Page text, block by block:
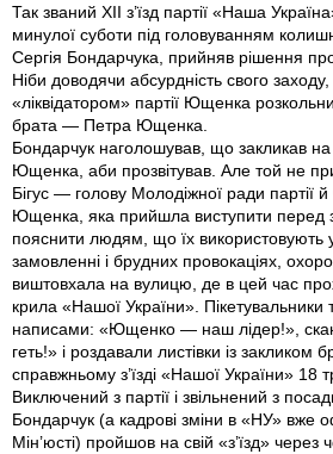
Так званий ХІІ з’їзд партії «Наша
минулої суботи під головуванням
Сергія Бондарчука, прийняв рішення
Ніби доводячи абсурдність свого
«ліквідатором» партії Ющенка
брата — Петра Ющенка.
Бондарчук наголошував, що закликав на
Ющенка, аби прозвітував. Але той не
Бігус — голову Молодіжної ради партії й
Ющенка, яка прийшла виступити перед
пояснити людям, що їх використовують
замовленні і брудних провокаціях,
виштовхала на вулицю, де в цей час
крила «Нашої України». Пікетувальники
написами: «Ющенко — наш лідер!»,
геть!» і роздавали листівки із закликом
справжньому з’їзді «Нашої України» 18
Виключений з партії і звільнений з
Бондарчук (а кадрові зміни в «НУ» вже
Мін’юсті) пройшов на свій «з’їзд» через